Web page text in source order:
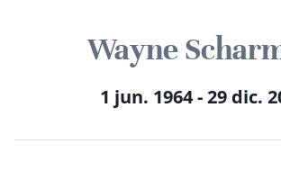
Wayne
1 jun. 1964 - 29 dic.